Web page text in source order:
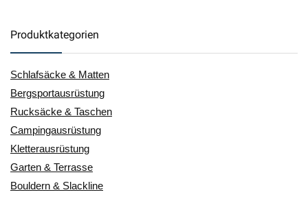
Produktkategorien
Schlafsäcke & Matten
Bergsportausrüstung
Rucksäcke & Taschen
Campingausrüstung
Kletterausrüstung
Garten & Terrasse
Bouldern & Slackline